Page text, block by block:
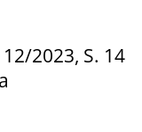
2023, S. 14